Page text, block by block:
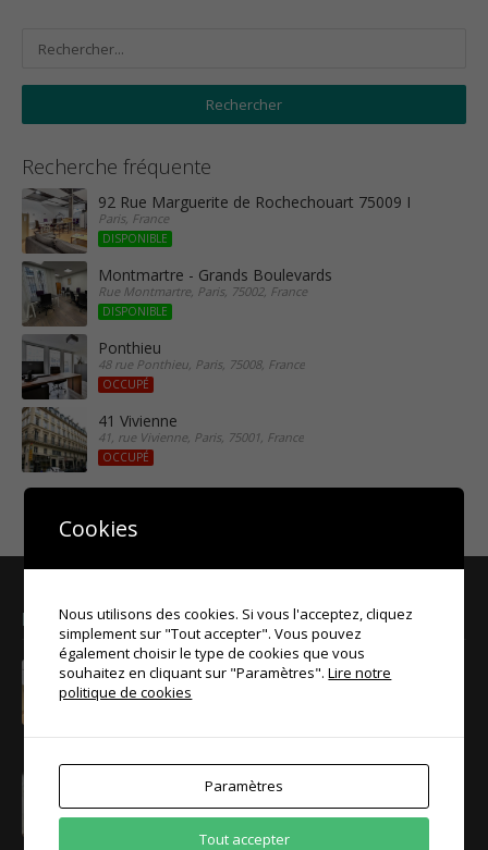
Recherche fréquente
92 Rue Marguerite de Rochechouart 75009 Paris
Paris, France
DISPONIBLE
Montmartre - Grands Boulevards
Rue Montmartre, Paris, 75002, France
DISPONIBLE
Ponthieu
48 rue Ponthieu, Paris, 75008, France
OCCUPÉ
41 Vivienne
41, rue Vivienne, Paris, 75001, France
OCCUPÉ
Nos bureaux
92 Rue Marguerite de Rochechouart
75009 Paris
DISPONIBLE
Montmartre - Grands Boulevards
Rue Montmartre, Paris, 75002, France
Cookies
Nous utilisons des cookies. Si vous l'acceptez, cliquez
simplement sur "Tout accepter". Vous pouvez
également choisir le type de cookies que vous
souhaitez en cliquant sur "Paramètres".Lire notre
politique de cookies
Paramètres
Tout accepter